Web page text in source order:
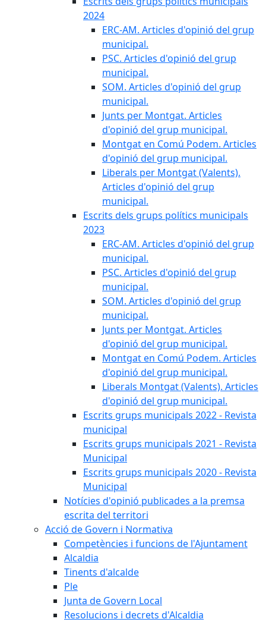
2024
ERC-AM. Articles d'opinió del grup
municipal.
PSC. Articles d'opinió del grup
municipal.
SOM. Articles d'opinió del grup
municipal.
Junts per Montgat. Articles
d'opinió del grup municipal.
Montgat en Comú Podem. Articles
d'opinió del grup municipal.
Liberals per Montgat (Valents).
Articles d'opinió del grup
municipal.
Escrits dels grups polítics municipals
2023
ERC-AM. Articles d'opinió del grup
municipal.
PSC. Articles d'opinió del grup
municipal.
SOM. Articles d'opinió del grup
municipal.
Junts per Montgat. Articles
d'opinió del grup municipal.
Montgat en Comú Podem. Articles
d'opinió del grup municipal.
Liberals Montgat (Valents). Articles
d'opinió del grup municipal.
Escrits grups municipals 2022 - Revista
municipal
Escrits grups municipals 2021 - Revista
Municipal
Escrits grups municipals 2020 - Revista
Municipal
Notícies d'opinió publicades a la premsa
escrita del territori
Acció de Govern i Normativa
Competències i funcions de l'Ajuntament
Alcaldia
Tinents d'alcalde
Ple
Junta de Govern Local
Resolucions i decrets d'Alcaldia